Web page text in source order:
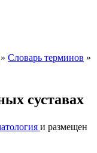
» Словарь терминов »
суставах
и размещен